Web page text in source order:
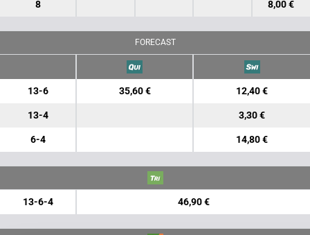
8 8,00 €
FORECAST
13-6 35,60 € 12,40 €
13-4 3,30 €
6-4 14,80 €
13-6-4 46,90 €